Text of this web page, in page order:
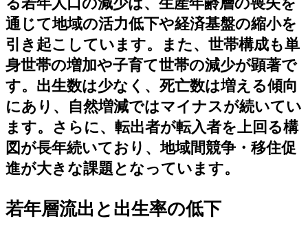
通じて地域の活力低下や経済基盤の縮小を
引き起こしています。また、世帯構成も単
身世帯の増加や子育て世帯の減少が顕著で
す。出生数は少なく、死亡数は増える傾向
にあり、自然増減ではマイナスが続いてい
ます。さらに、転出者が転入者を上回る構
図が長年続いており、地域間競争・移住促
進が大きな課題となっています。
若年層流出と出生率の低下